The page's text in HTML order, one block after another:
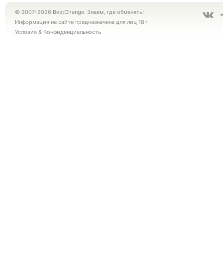
© 2007-2026 BestChange. Знаем, где обменять!
Информация на сайте предназначена для лиц 18+
Условия & Конфиденциальность